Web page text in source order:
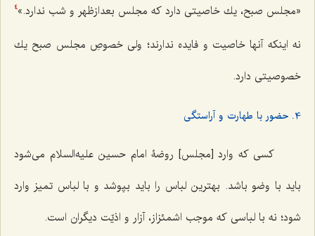
«مجلس صبح، یك خاصیتی دارد كه مجلس بعدازظهر و شب ندارد.»4
نه اینكه آنها خاصیت و فایده ندارند؛ ولی خصوصِ مجلس صبح یك
خصوصیتی دارد.
4. حضور با طهارت و آراستگی
کسی که وارد [مجلس] روضۀ امام حسین علیه‌السلام می‌شود
باید با وضو باشد. بهترین لباس را باید بپوشد و با لباس تمیز وارد
شود؛ نه با لباسی که موجب اشمئزاز، آزار و اذیّت دیگران است.